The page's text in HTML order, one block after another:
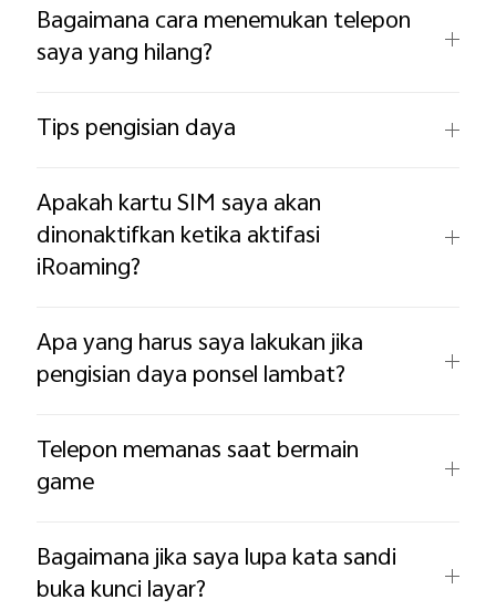
Bagaimana cara menemukan telepon
saya yang hilang?
Tips pengisian daya
Apakah kartu SIM saya akan
dinonaktifkan ketika aktifasi
iRoaming?
Apa yang harus saya lakukan jika
pengisian daya ponsel lambat?
Telepon memanas saat bermain
game
Bagaimana jika saya lupa kata sandi
buka kunci layar?